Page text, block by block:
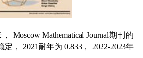
Moscow Mathematical Journal期刊的
定，
2021耐年为 0.833 ， 2022-2023年